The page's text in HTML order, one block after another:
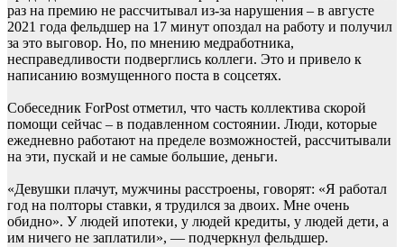
раз на премию не рассчитывал из-за нарушения – в августе
2021 года фельдшер на 17 минут опоздал на работу и получил
за это выговор. Но, по мнению медработника,
несправедливости подверглись коллеги. Это и привело к
написанию возмущенного поста в соцсетях.
Собеседник ForPost отметил, что часть коллектива скорой
помощи сейчас – в подавленном состоянии. Люди, которые
ежедневно работают на пределе возможностей, рассчитывали
на эти, пускай и не самые большие, деньги.
«Девушки плачут, мужчины расстроены, говорят: «Я работал
год на полторы ставки, я трудился за двоих. Мне очень
обидно». У людей ипотеки, у людей кредиты, у людей дети, а
им ничего не заплатили», — подчеркнул фельдшер.